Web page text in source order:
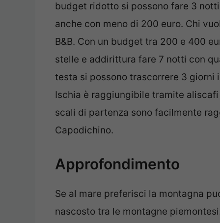
budget ridotto si possono fare 3
anche con meno di 200 euro. Chi
B&B. Con un budget tra 200 e 400
stelle e addirittura fare 7 notti con
testa si possono trascorrere 3 giorni
Ischia è raggiungibile tramite
scali di partenza sono facilmente
Capodichino.
Approfondimento
Se al mare preferisci la montagna
nascosto tra le montagne